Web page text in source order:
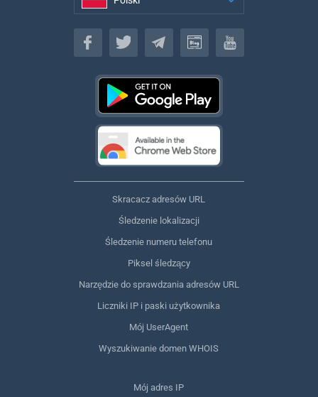
Polski
Skracacz adresów URL
Śledzenie lokalizacji
Śledzenie numeru telefonu
Piksel śledzący
Narzędzie do sprawdzania adresów URL
Liczniki IP i paski użytkownika
Mój UserAgent
Wyszukiwanie domen WHOIS
Mój adres IP